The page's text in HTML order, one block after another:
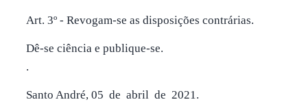
Art. 3º - Revogam-se as disposições contrárias.
Dê-se ciência e publique-se.
.
Santo André, 05 de abril de 2021.